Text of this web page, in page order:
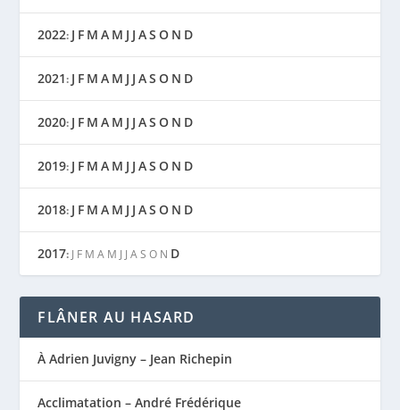
2022: J F M A M J J AS O N D
2021: J F M A M J J AS O N D
2020: J F M A M J J AS O N D
2019: J F M A M J J AS O N D
2018: J F M A M J J AS O N D
2017: J F M A M J J A S O N D
FLÂNER AU HASARD
À Adrien Juvigny – Jean Richepin
Acclimatation – André Frédérique